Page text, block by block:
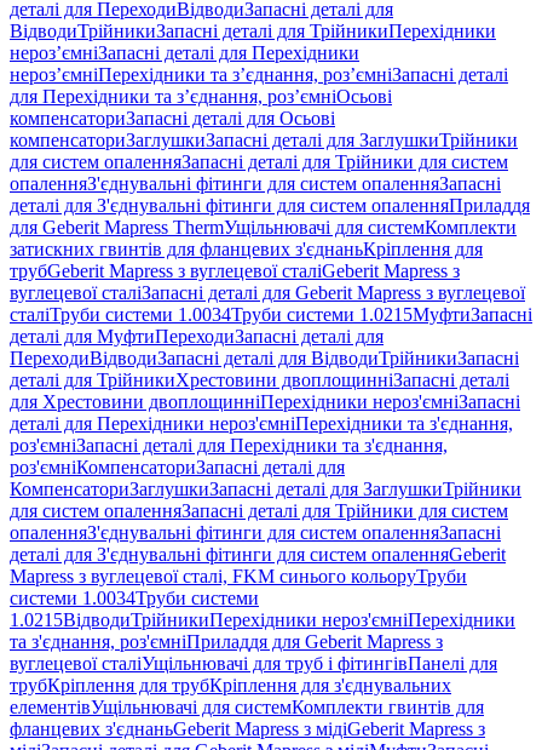
деталі для ПереходиВідводиЗапасні деталі для
ВідводиТрійникиЗапасні деталі для ТрійникиПерехідники
нероз’ємніЗапасні деталі для Перехідники
нероз’ємніПерехідники та з’єднання, роз’ємніЗапасні деталі
для Перехідники та з’єднання, роз’ємніОсьові
компенсаториЗапасні деталі для Осьові
компенсаториЗаглушкиЗапасні деталі для ЗаглушкиТрійники
для систем опаленняЗапасні деталі для Трійники для систем
опаленняЗ'єднувальні фітинги для систем опаленняЗапасні
деталі для З'єднувальні фітинги для систем опаленняПриладдя
для Geberit Mapress ThermУщільнювачі для системКомплекти
затискних гвинтів для фланцевих з'єднаньКріплення для
трубGeberit Mapress з вуглецевої сталіGeberit Mapress з
вуглецевої сталіЗапасні деталі для Geberit Mapress з вуглецевої
сталіТруби системи 1.0034Труби системи 1.0215МуфтиЗапасні
деталі для МуфтиПереходиЗапасні деталі для
ПереходиВідводиЗапасні деталі для ВідводиТрійникиЗапасні
деталі для ТрійникиХрестовини двоплощинніЗапасні деталі
для Хрестовини двоплощинніПерехідники нероз'ємніЗапасні
деталі для Перехідники нероз'ємніПерехідники та з'єднання,
роз'ємніЗапасні деталі для Перехідники та з'єднання,
роз'ємніКомпенсаториЗапасні деталі для
КомпенсаториЗаглушкиЗапасні деталі для ЗаглушкиТрійники
для систем опаленняЗапасні деталі для Трійники для систем
опаленняЗ'єднувальні фітинги для систем опаленняЗапасні
деталі для З'єднувальні фітинги для систем опаленняGeberit
Mapress з вуглецевої сталі, FKM синього кольоруТруби
системи 1.0034Труби системи
1.0215ВідводиТрійникиПерехідники нероз'ємніПерехідники
та з'єднання, роз'ємніПриладдя для Geberit Mapress з
вуглецевої сталіУщільнювачі для труб і фітингівПанелі для
трубКріплення для трубКріплення для з'єднувальних
елементівУщільнювачі для системКомплекти гвинтів для
фланцевих з'єднаньGeberit Mapress з мідіGeberit Mapress з